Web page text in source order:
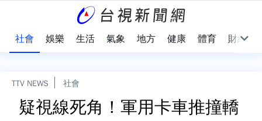
社會 娛樂 生活 氣象 地方 健康 體育 財經
TTV NEWS 社會
疑視線死角！軍用卡車推撞轎